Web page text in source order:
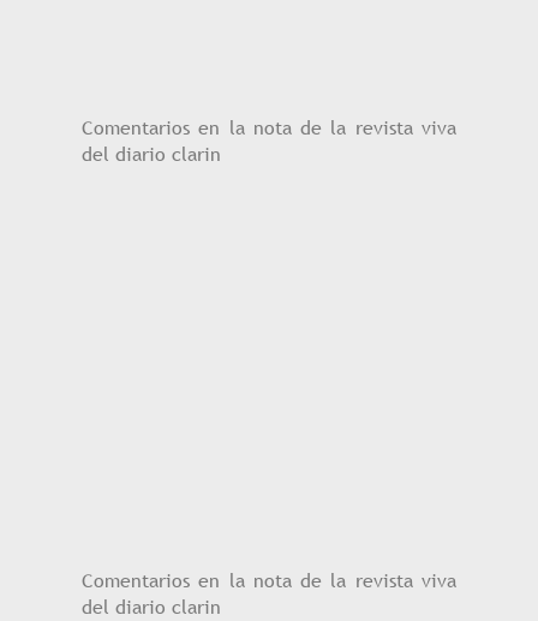
Comentarios en la nota de la revista viva
del diario clarin
Comentarios en la nota de la revista viva
del diario clarin